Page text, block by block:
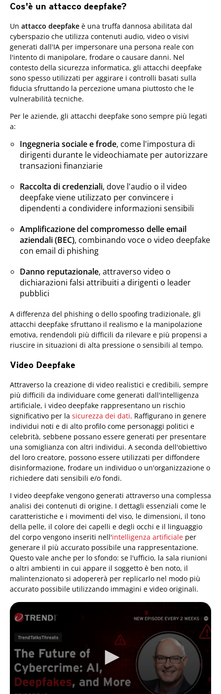
Cos'è un attacco deepfake?
Un attacco deepfake è una truffa dannosa abilitata dal
cyberspazio che utilizza contenuti audio, video o visivi
generati dall'IA per impersonare una persona reale con
l'intento di manipolare, frodare o causare danni. Nel
contesto della sicurezza informatica, gli attacchi deepfake
sono spesso utilizzati per aggirare i controlli basati sulla
fiducia sfruttando la percezione umana piuttosto che le
vulnerabilità tecniche.
Per le aziende, gli attacchi deepfake sono sempre più legati
a:
Ingegneria sociale e frode, come l'impostura di
dirigenti durante le videochiamate per autorizzare
transazioni finanziarie
Raccolta di credenziali, dove l'audio o il video
deepfake viene utilizzato per convincere i
dipendenti a condividere informazioni sensibili
Amplificazione del compromesso delle email
aziendali (BEC), combinando voce o video deepfake
con email di phishing
Danno reputazionale, attraverso video o
dichiarazioni falsi attribuiti a dirigenti o leader
pubblici
A differenza del phishing o dello spoofing tradizionale, gli
attacchi deepfake sfruttano il realismo e la manipolazione
emotiva, rendendoli più difficili da rilevare e più propensi a
riuscire in situazioni di alta pressione o sensibili al tempo.
Video Deepfake
Attraverso la creazione di video realistici e credibili, sempre
più difficili da individuare come generati dall'intelligenza
artificiale, i video deepfake rappresentano un rischio
significativo per la sicurezza dei dati. Raffigurano in genere
individui noti e di alto profilo come personaggi politici e
celebrità, sebbene possano essere generati per presentare
una somiglianza con altri individui. A seconda dell'obiettivo
del loro creatore, possono essere utilizzati per diffondere
disinformazione, frodare un individuo o un'organizzazione o
richiedere dati sensibili e/o fondi.
I video deepfake vengono generati attraverso una complessa
analisi dei contenuti di origine. I dettagli essenziali come le
caratteristiche e i movimenti del viso, le dimensioni, il tono
della pelle, il colore dei capelli e degli occhi e il linguaggio
del corpo vengono inseriti nell'intelligenza artificiale per
generare il più accurato possibile una rappresentazione.
Questo vale anche per lo sfondo: se l'ufficio, la sala riunioni
o altri ambienti in cui appare il soggetto è ben noto, il
malintenzionato si adopererà per replicarlo nel modo più
accurato possibile utilizzando immagini e video originali.